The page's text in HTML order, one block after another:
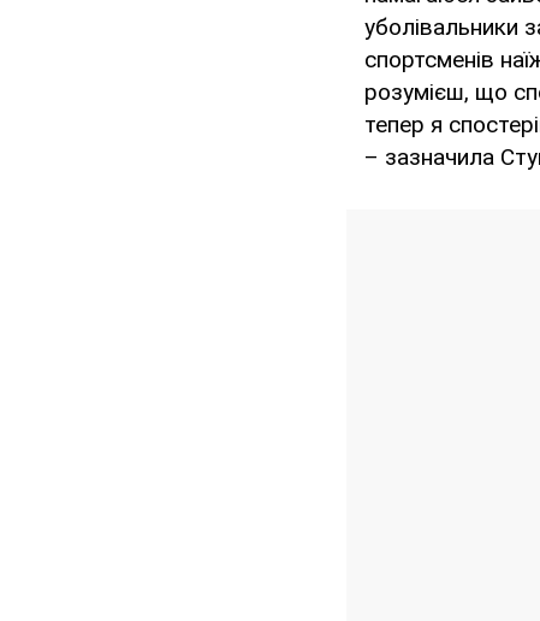
уболівальники
спортсменів
розумієш, що
тепер я
– зазначила